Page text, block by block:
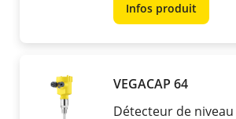
Infos produit
VEGACAP 64
Détecteur de